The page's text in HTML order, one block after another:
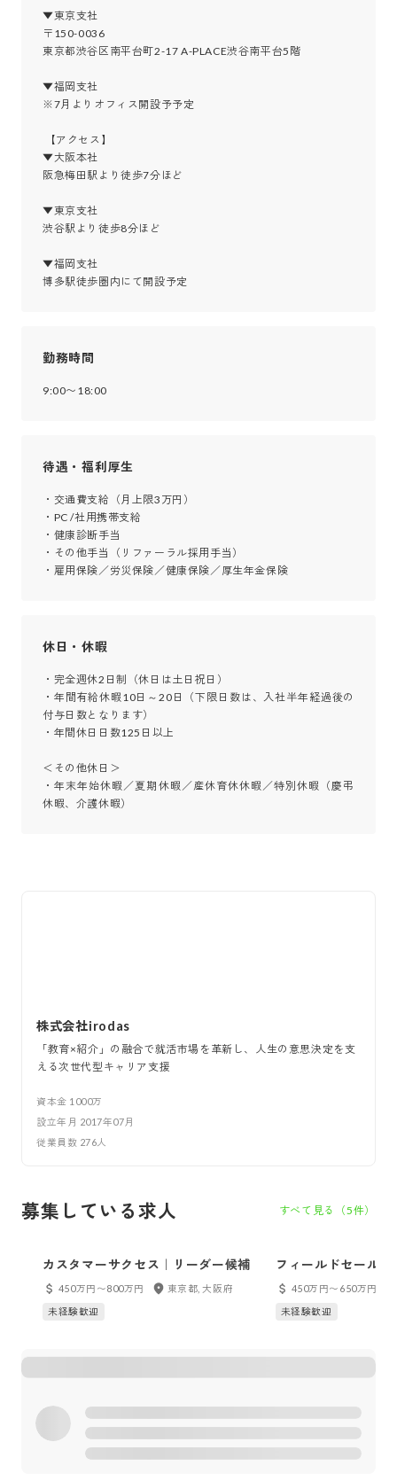
▼東京支社
〒150-0036
東京都渋谷区南平台町2-17 A-PLACE渋谷南平台5階
▼福岡支社
※7月よりオフィス開設予予定
▼大阪本社
阪急梅田駅より徒歩7分ほど
▼東京支社
渋谷駅より徒歩8分ほど
▼福岡支社
博多駅徒歩圏内にて開設予定
勤務時間
9:00〜18:00
待遇・福利厚生
・交通費支給（月上限3万円）
・PC /社用携帯支給
・健康診断手当
・その他手当（リファーラル採用手当）
・雇用保険／労災保険／健康保険／厚生年金保険
休日・休暇
・完全週休2日制（休日は土日祝日）
・年間有給休暇10日～20日（下限日数は、入社半年経過後の
付与日数となります）
・年間休日日数125日以上
＜その他休日＞
・年末年始休暇／夏期休暇／産休育休休暇／特別休暇（慶弔
休暇、介護休暇）
株式会社irodas
「教育×紹介」の融合で就活市場を革新し、人生の意思決定を支
える次世代型キャリア支援
資本金 1000万
設立年月 2017年07月
従業員数 276人
募集している求人 すべて見る（5件）
カスタマーサクセス｜リーダー候補
450万円〜800万円
東京都, 大阪府
未経験歓迎
フィールドセール
450万円〜650万円
未経験歓迎